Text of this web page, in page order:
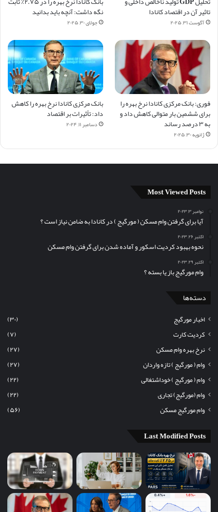
تاثیر آن در اقتصاد کانادا
آگوست ۳۱, ۲۰۲۵
نگه داشت: آنچه باید بدانید
جولای ۳۰, ۲۰۲۵
فوری: بانک مرکزی کانادا نرخ بهره را
برای ششمین بار متوالی کاهش داد و
به ۳ درصد رساند
ژانویه ۳۰, ۲۰۲۵
بانک مرکزی کانادا نرخ بهره را کاهش
داد: تأثیرات بر اقتصاد
دسامبر ۱۱, ۲۰۲۴
Most Viewed Posts
نوامبر ۳, ۲۰۲۳
آیا برای گرفتن وام مسکن (‌ مورگیج ) در کانادا به ضامن نیاز است ؟
اکتبر ۲۶, ۲۰۲۳
نحوه بهبود کردیت اسکور و آماده شدن برای گرفتن وام مسکن
اکتبر ۲۹, ۲۰۲۳
وام مورگیج باز یا بسته ؟
دسته‌ها
اخبار مورگیج
(۳۰)
کردیت کارت
(۷)
نرخ بهره وام مسکن
(۲۷)
وام ( مورگیج ) تازه واردان
(۲۷)
وام ( مورگیج ) خوداشتغالی
(۲۲)
وام (مورگیج) تجاری
(۲۲)
وام مورگیج مسکن
(۵۶)
Last Modified Posts